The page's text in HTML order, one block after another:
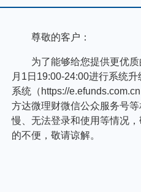
指数专区
FOF
个人养老金